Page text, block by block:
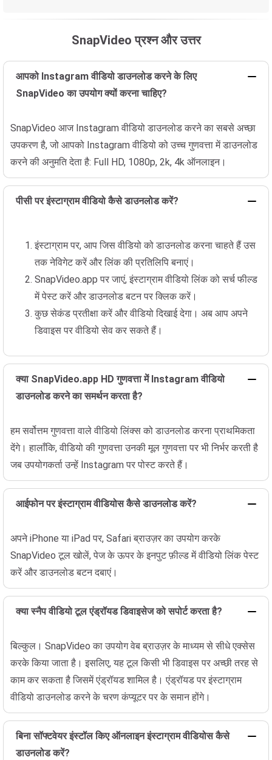
SnapVideo प्रश्न और उत्तर
आपको Instagram वीडियो डाउनलोड करने के लिए
SnapVideo का उपयोग क्यों करना चाहिए?
SnapVideo आज Instagram वीडियो डाउनलोड करने का सबसे अच्छा
उपकरण है, जो आपको Instagram वीडियो को उच्च गुणवत्ता में डाउनलोड
करने की अनुमति देता है: Full HD, 1080p, 2k, 4k ऑनलाइन।
पीसी पर इंस्टाग्राम वीडियो कैसे डाउनलोड करें?
इंस्टाग्राम पर, आप जिस वीडियो को डाउनलोड करना चाहते हैं उस
तक नेविगेट करें और लिंक की प्रतिलिपि बनाएं।
SnapVideo.app पर जाएं, इंस्टाग्राम वीडियो लिंक को सर्च फील्ड
में पेस्ट करें और डाउनलोड बटन पर क्लिक करें।
कुछ सेकंड प्रतीक्षा करें और वीडियो दिखाई देगा। अब आप अपने
डिवाइस पर वीडियो सेव कर सकते हैं।
क्या SnapVideo.app HD गुणवत्ता में Instagram वीडियो
डाउनलोड करने का समर्थन करता है?
हम सर्वोत्तम गुणवत्ता वाले वीडियो लिंक्स को डाउनलोड करना प्राथमिकता
देंगे। हालाँकि, वीडियो की गुणवत्ता उनकी मूल गुणवत्ता पर भी निर्भर करती है
जब उपयोगकर्ता उन्हें Instagram पर पोस्ट करते हैं।
आईफोन पर इंस्टाग्राम वीडियोस कैसे डाउनलोड करें?
अपने iPhone या iPad पर, Safari ब्राउज़र का उपयोग करके
SnapVideo टूल खोलें, पेज के ऊपर के इनपुट फ़ील्ड में वीडियो लिंक पेस्ट
करें और डाउनलोड बटन दबाएं।
क्या स्नैप वीडियो टूल एंड्रॉयड डिवाइसेज को सपोर्ट करता है?
बिल्कुल। SnapVideo का उपयोग वेब ब्राउज़र के माध्यम से सीधे एक्सेस
करके किया जाता है। इसलिए, यह टूल किसी भी डिवाइस पर अच्छी तरह से
काम कर सकता है जिसमें एंड्रॉयड शामिल है। एंड्रॉयड पर इंस्टाग्राम
वीडियो डाउनलोड करने के चरण कंप्यूटर पर के समान होंगे।
बिना सॉफ्टवेयर इंस्टॉल किए ऑनलाइन इंस्टाग्राम वीडियोस कैसे
डाउनलोड करें?